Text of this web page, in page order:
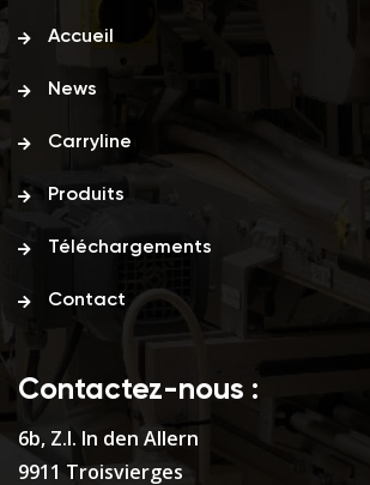
Accueil
News
Carryline
Produits
Téléchargements
Contact
Contactez-nous :
6b, Z.I. In den Allern
9911 Troisvierges